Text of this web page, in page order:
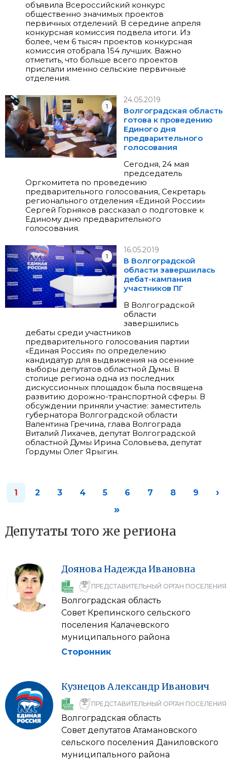
объявила Всероссийский конкурс
общественно значимых проектов
первичных отделений. В середине апреля
конкурсная комиссия подвела итоги. Из
более, чем 6 тысяч проектов конкурсная
комиссия отобрала 154 лучших. Важно
отметить, что больше всего проектов
прислали именно сельские первичные
отделения.
1
24.05.2019
Волгоградская область
готова к проведению
Единого дня
предварительного
голосования
Сегодня, 24 мая
председатель
Оргкомитета по проведению
предварительного голосования, Секретарь
регионального отделения «Единой России»
Сергей Горняков рассказал о подготовке к
Единому дню предварительного
голосования.
1
16.05.2019
В Волгоградской
области завершилась
дебат-кампания
участников ПГ
В Волгоградской
области
завершились
дебаты среди участников
предварительного голосования партии
«Единая Россия» по определению
кандидатур для выдвижения на осенние
выборы депутатов областной Думы. В
столице региона одна из последних
дискуссионных площадок была посвящена
развитию дорожно-транспортной сферы. В
обсуждении приняли участие: заместитель
губернатора Волгоградской области
Валентина Гречина, глава Волгограда
Виталий Лихачев, депутат Волгоградской
областной Думы Ирина Соловьева, депутат
Гордумы Олег Ярыгин.
1 2 3 4 5 6 7 8 9
›
»
Депутаты того же региона
ДояноваНадеждаИвановна
ПРЕДСТАВИТЕЛЬНЫЙ ОРГАН ПОСЕЛЕНИЯ
Волгоградская область
Совет Крепинского сельского
поселения Калачевского
муниципального района
Сторонник
Кузнецов Александр Иванович
ПРЕДСТАВИТЕЛЬНЫЙ ОРГАН ПОСЕЛЕНИЯ
Волгоградская область
Совет депутатов Атамановского
сельского поселения Даниловского
муниципального района